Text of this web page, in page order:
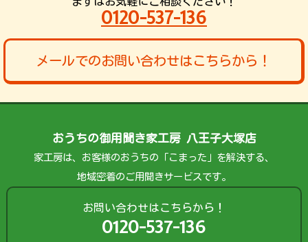
0120-537-136
メールでのお問い合わせはこちらから！
おうちの御用聞き家工房 八王子大塚店
家工房は、お客様のおうちの「こまった」を解決する、
地域密着のご用聞きサービスです。
お問い合わせはこちらから！
0120-537-136